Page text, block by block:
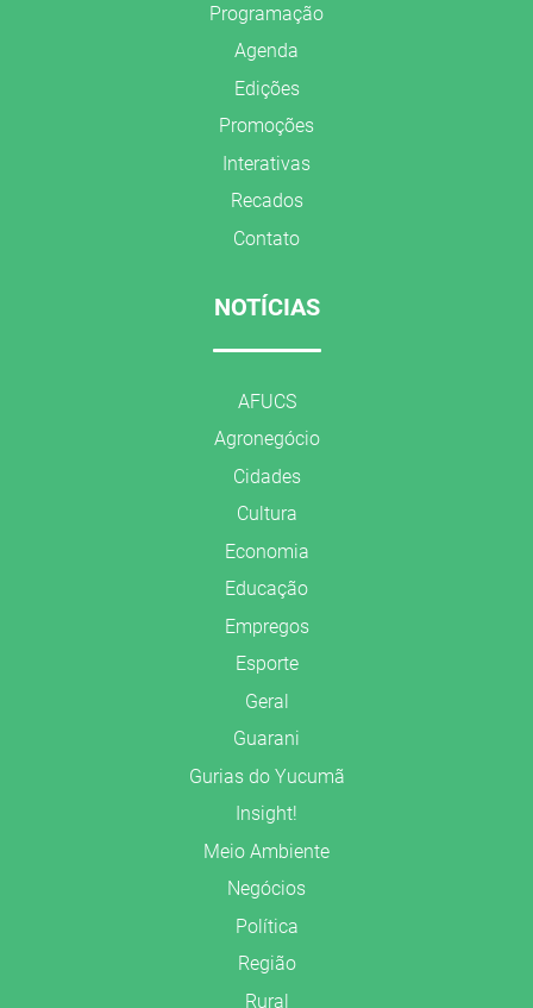
Programação
Agenda
Edições
Promoções
Interativas
Recados
Contato
NOTÍCIAS
AFUCS
Agronegócio
Cidades
Cultura
Economia
Educação
Empregos
Esporte
Geral
Guarani
Gurias do Yucumã
Insight!
Meio Ambiente
Negócios
Política
Região
Rural